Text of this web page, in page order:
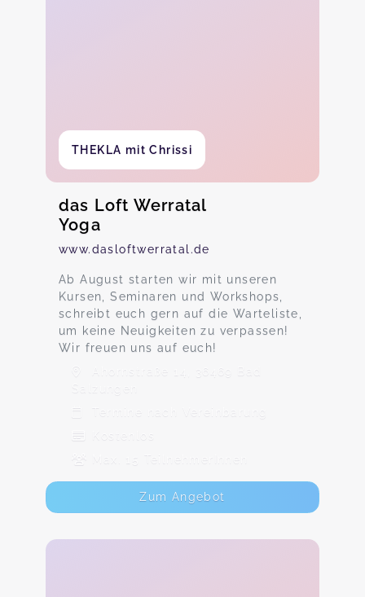
THEKLA mit Chrissi
das Loft Werratal
Yoga
www.dasloftwerratal.de
Ab August starten wir mit unseren
Kursen, Seminaren und Workshops,
schreibt euch gern auf die Warteliste,
um keine Neuigkeiten zu verpassen!
Wir freuen uns auf euch!
Ahornstraße 14, 36469 Bad
Salzungen
Termine nach Vereinbarung
Max. 15 TeilnehmerInnen
Zum Angebot